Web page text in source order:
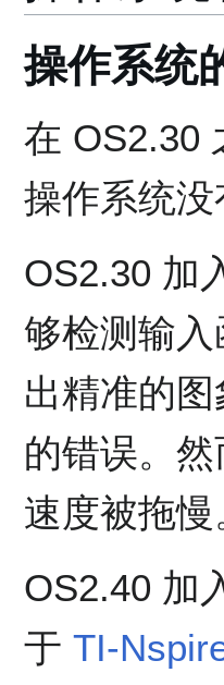
操作系统
在 OS2.30
操作系统
OS2.30 加
够检测输
出精准的
的错误。
速度被拖慢
OS2.40 加
于 TI-